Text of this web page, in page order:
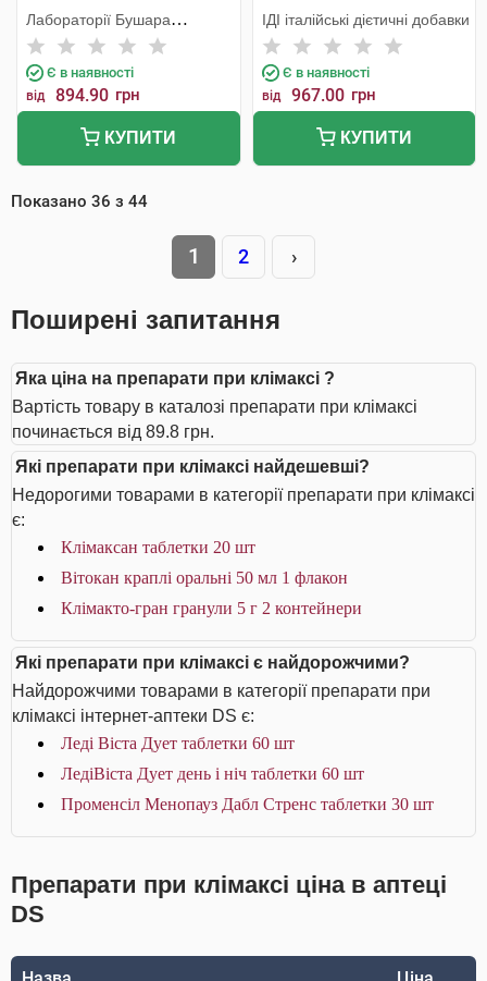
Лабораторії Бушара
Рекордаті
Є в наявності
від 894.90 грн
КУПИТИ
ІДІ італійські дієтичні добавки
Є в наявності
від 967.00 грн
КУПИТИ
Показано 36 з 44
1 2 ›
Поширені запитання
Яка ціна на препарати при клімаксі ?
Вартість товару в каталозі препарати при клімаксі
починається від 89.8 грн.
Які препарати при клімаксі найдешевші?
Недорогими товарами в категорії препарати при клімаксі
є:
Клімаксан таблетки 20 шт
Вітокан краплі оральні 50 мл 1 флакон
Клімакто-гран гранули 5 г 2 контейнери
Які препарати при клімаксі є найдорожчими?
Найдорожчими товарами в категорії препарати при
клімаксі інтернет-аптеки DS є:
Леді Віста Дует таблетки 60 шт
ЛедіВіста Дует день і ніч таблетки 60 шт
Променсіл Менопауз Дабл Стренс таблетки 30 шт
Препарати при клімаксі ціна в аптеці
DS